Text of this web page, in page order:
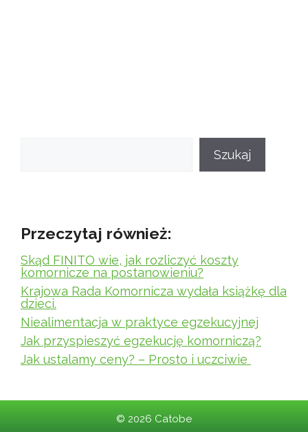
Szukaj
Przeczytaj również:
Skąd FINITO wie, jak rozliczyć koszty
komornicze na postanowieniu?
Krajowa Rada Komornicza wydała książkę dla
dzieci.
Niealimentacja w praktyce egzekucyjnej
Jak przyspieszyć egzekucję komorniczą?
Jak ustalamy ceny? – Prosto i uczciwie
© 2026 Catobe